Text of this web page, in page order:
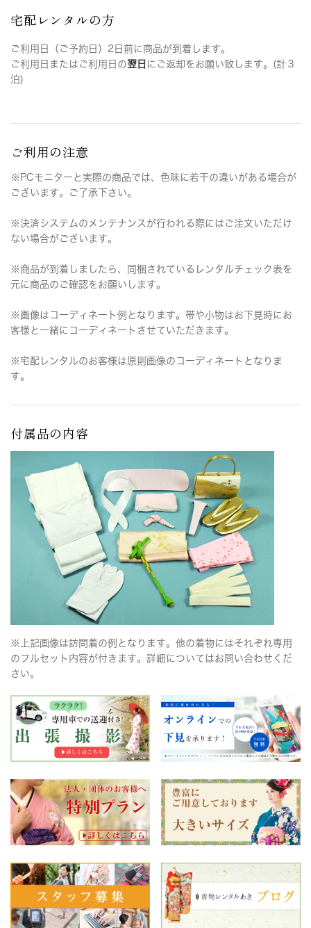
宅配レンタルの方
ご利用日（ご予約日）2日前に商品が到着します。
ご利用日またはご利用日の翌日 にご返却をお願い致します。(計３
泊)
ご利用の注意
※PCモニターと実際の商品では、色味に若干の違いがある場合が
ございます。ご了承下さい。
※決済システムのメンテナンスが行われる際にはご注文いただけ
ない場合がございます。
※商品が到着しましたら、同梱されているレンタルチェック表を
元に商品のご確認をお願いします。
※画像はコーディネート例となります。帯や小物はお下見時にお
客様と一緒にコーディネートさせていただきます。
※宅配レンタルのお客様は原則画像のコーディネートとなりま
す。
付属品の内容
※上記画像は訪問着の例となります。他の着物にはそれぞれ専用
のフルセット内容が付きます。詳細についてはお問い合わせくだ
さい。